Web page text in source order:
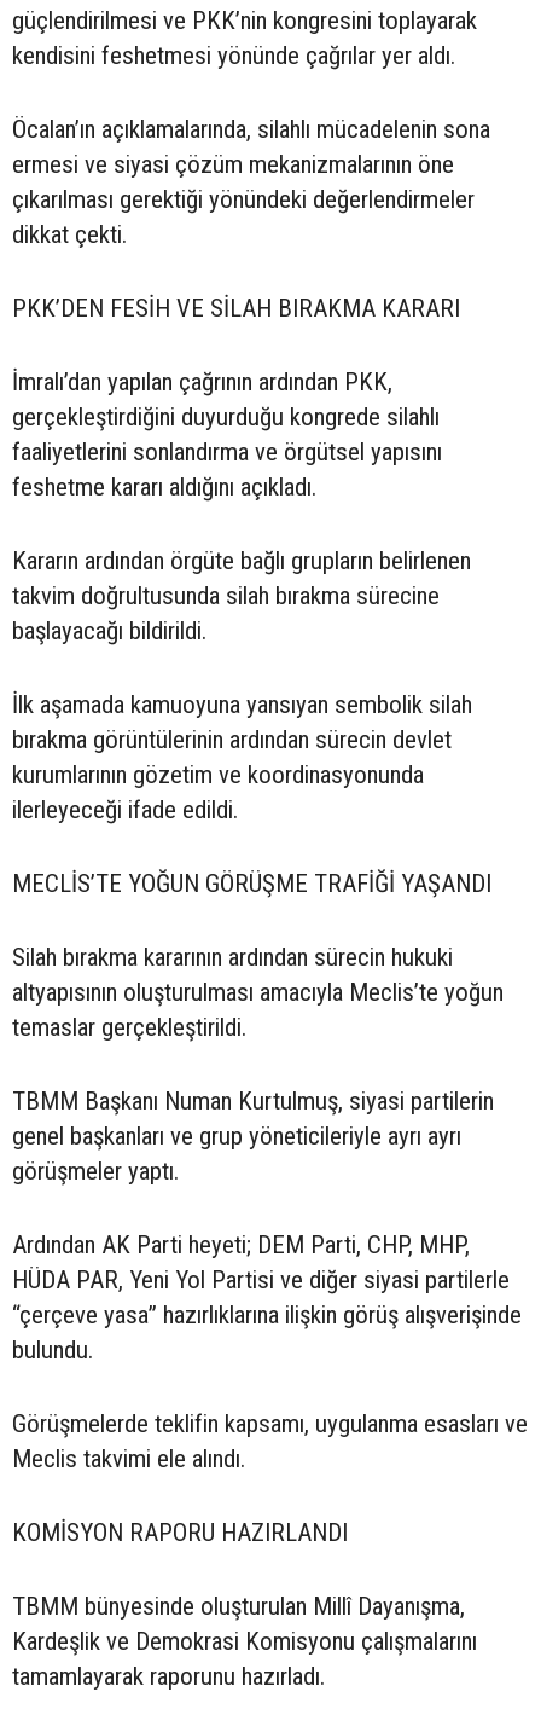
güçlendirilmesi ve PKK’nin kongresini toplayarak
kendisini feshetmesi yönünde çağrılar yer aldı.
Öcalan’ın açıklamalarında, silahlı mücadelenin sona
ermesi ve siyasi çözüm mekanizmalarının öne
çıkarılması gerektiği yönündeki değerlendirmeler
dikkat çekti.
PKK’DEN FESİH VE SİLAH BIRAKMA KARARI
İmralı’dan yapılan çağrının ardından PKK,
gerçekleştirdiğini duyurduğu kongrede silahlı
faaliyetlerini sonlandırma ve örgütsel yapısını
feshetme kararı aldığını açıkladı.
Kararın ardından örgüte bağlı grupların belirlenen
takvim doğrultusunda silah bırakma sürecine
başlayacağı bildirildi.
İlk aşamada kamuoyuna yansıyan sembolik silah
bırakma görüntülerinin ardından sürecin devlet
kurumlarının gözetim ve koordinasyonunda
ilerleyeceği ifade edildi.
MECLİS’TE YOĞUN GÖRÜŞME TRAFİĞİ YAŞANDI
Silah bırakma kararının ardından sürecin hukuki
altyapısının oluşturulması amacıyla Meclis’te yoğun
temaslar gerçekleştirildi.
TBMM Başkanı Numan Kurtulmuş, siyasi partilerin
genel başkanları ve grup yöneticileriyle ayrı ayrı
görüşmeler yaptı.
Ardından AK Parti heyeti; DEM Parti, CHP, MHP,
HÜDA PAR, Yeni Yol Partisi ve diğer siyasi partilerle
“çerçeve yasa” hazırlıklarına ilişkin görüş alışverişinde
bulundu.
Görüşmelerde teklifin kapsamı, uygulanma esasları ve
Meclis takvimi ele alındı.
KOMİSYON RAPORU HAZIRLANDI
TBMM bünyesinde oluşturulan Millî Dayanışma,
Kardeşlik ve Demokrasi Komisyonu çalışmalarını
tamamlayarak raporunu hazırladı.